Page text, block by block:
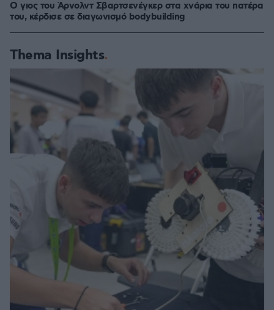
Ο γιος του Άρνολντ Σβαρτσενέγκερ στα χνάρια του πατέρα
του, κέρδισε σε διαγωνισμό bodybuilding
Thema Insights